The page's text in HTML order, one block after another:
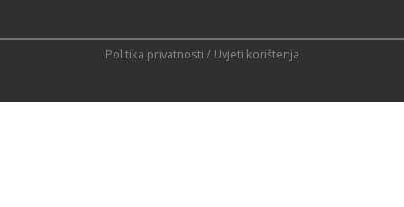
Politika privatnosti / Uvjeti korištenja